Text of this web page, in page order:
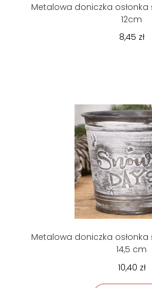
Metalowa doniczka
12cm
8,45 zł
Metalowa doniczka
14,5 cm
10,40 zł